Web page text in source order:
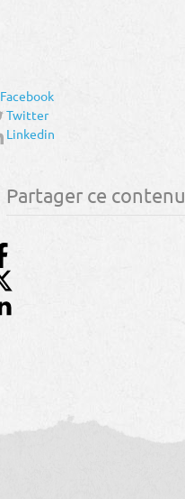
Facebook
Twitter
Linkedin
Partager ce contenu